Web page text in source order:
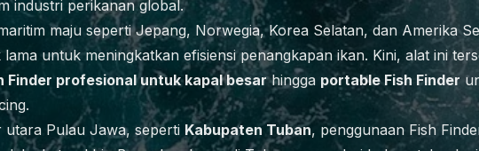
industri perikanan global.
maju seperti Jepang, Norwegia, Korea Selatan, dan Amerika
untuk meningkatkan efisiensi penangkapan ikan. Kini, alat ini
Finder profesional untuk kapal besarhingga portable Fish Finder
utara Pulau Jawa, seperti Kabupaten Tuban, penggunaan Fish